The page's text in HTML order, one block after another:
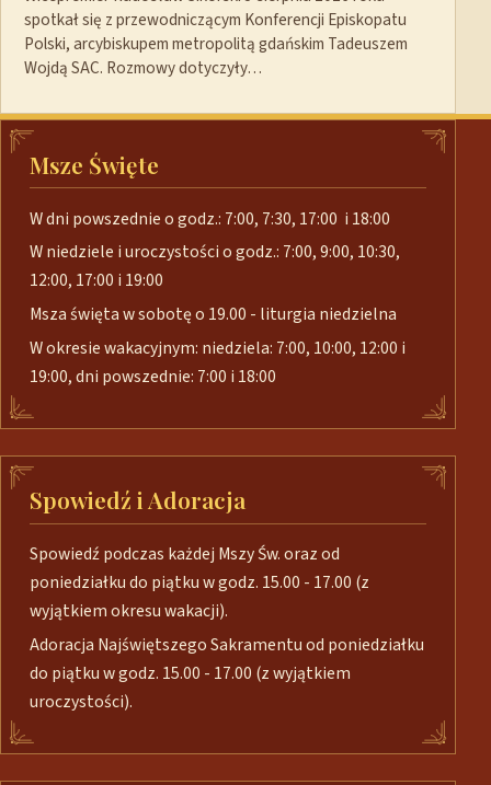
spotkał się z przewodniczącym Konferencji Episkopatu
Polski, arcybiskupem metropolitą gdańskim Tadeuszem
Wojdą SAC. Rozmowy dotyczyły…
Msze Święte
W dni powszednie o godz.: 7:00, 7:30, 17:00 i 18:00
W niedziele i uroczystości o godz.: 7:00, 9:00, 10:30,
12:00, 17:00 i 19:00
Msza święta w sobotę o 19.00 - liturgia niedzielna
W okresie wakacyjnym: niedziela: 7:00, 10:00, 12:00 i
19:00, dni powszednie: 7:00 i 18:00
Spowiedź i Adoracja
Spowiedź podczas każdej Mszy Św. oraz od
poniedziałku do piątku w godz. 15.00 - 17.00 (z
wyjątkiem okresu wakacji).
Adoracja Najświętszego Sakramentu od poniedziałku
do piątku w godz. 15.00 - 17.00 (z wyjątkiem
uroczystości).